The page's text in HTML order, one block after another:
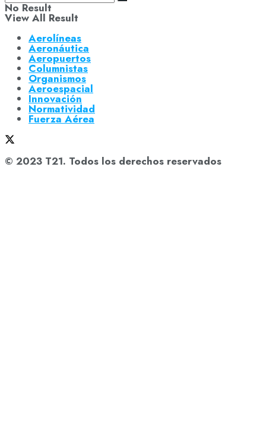
No Result
View All Result
Aerolíneas
Aeronáutica
Aeropuertos
Columnistas
Organismos
Aeroespacial
Innovación
Normatividad
Fuerza Aérea
© 2023 T21. Todos los derechos reservados